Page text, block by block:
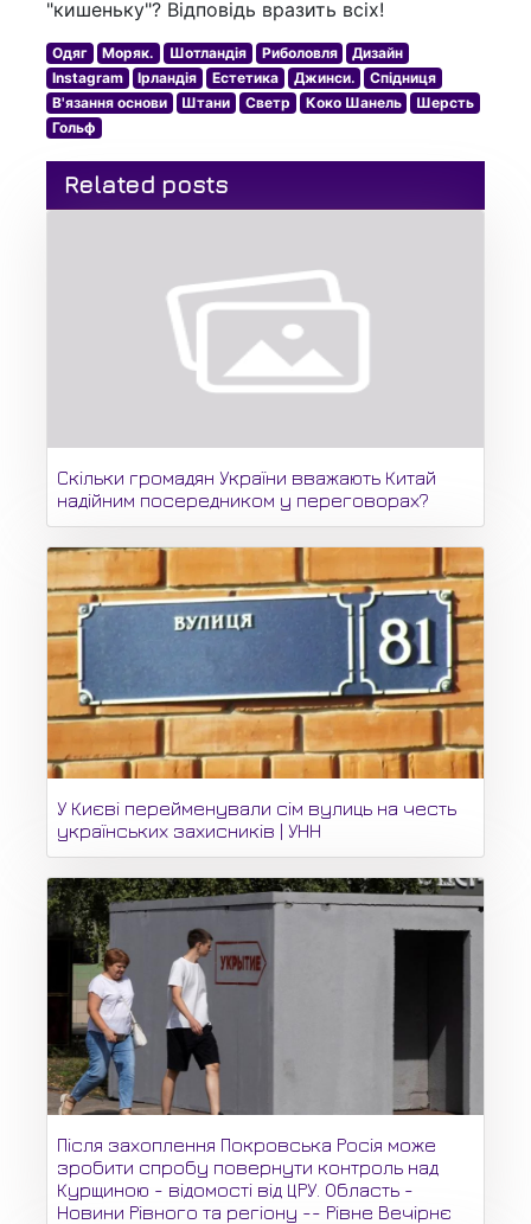
"кишеньку"? Відповідь вразить всіх!
Одяг Моряк. Шотландія Риболовля
Дизайн
Instagram
Ірландія Естетика Джинси.
Спідниця
В'язання основи
Штани Светр Коко Шанель
Шерсть
Гольф
Related posts
Скільки громадян України вважають Китай
надійним посередником у переговорах?
У Києві перейменували сім вулиць на честь
українських захисників | УНН
Після захоплення Покровська Росія може
зробити спробу повернути контроль над
Курщиною - відомості від ЦРУ. Область -
Новини Рівного та регіону -- Рівне Вечірнє